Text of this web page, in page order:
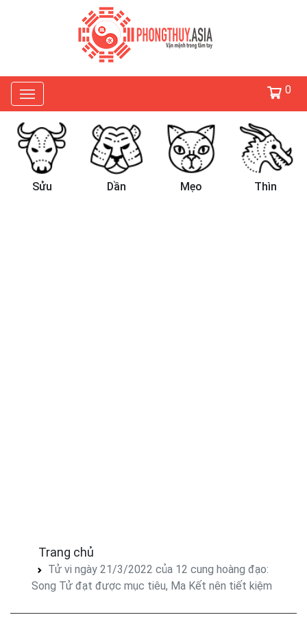
0
Sửu Dần Mẹo Thìn
Trang chủ
Tử vi ngày 21/3/2022 của 12 cung hoàng đạo:
Song Tử đạt được mục tiêu, Ma Kết nên tiết kiệm